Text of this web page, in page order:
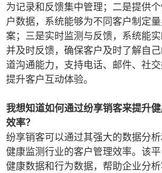
为记录和反馈集中管理；二是提供
户数据，系统能够为不同客户制定
案；三是实时监测与反馈，系统能
并及时反馈，确保客户及时了解自
道沟通能力，支持电话、邮件、社交
提升客户互动体验。
我想知道如何通过纷享销客来提升
效率？
纷享销客可以通过其强大的数据分
健康监测行业的客户管理效率。该
健康数据和行为数据，帮助企业分